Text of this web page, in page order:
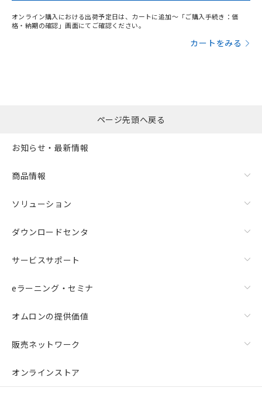
オンライン購入における出荷予定日は、カートに追加～「ご購入手続き：価
格・納期の確認」画面にてご確認ください。
カートをみる
ページ先頭へ戻る
お知らせ・最新情報
商品情報
ソリューション
ダウンロードセンタ
サービスサポート
eラーニング・セミナ
オムロンの提供価値
販売ネットワーク
オンラインストア